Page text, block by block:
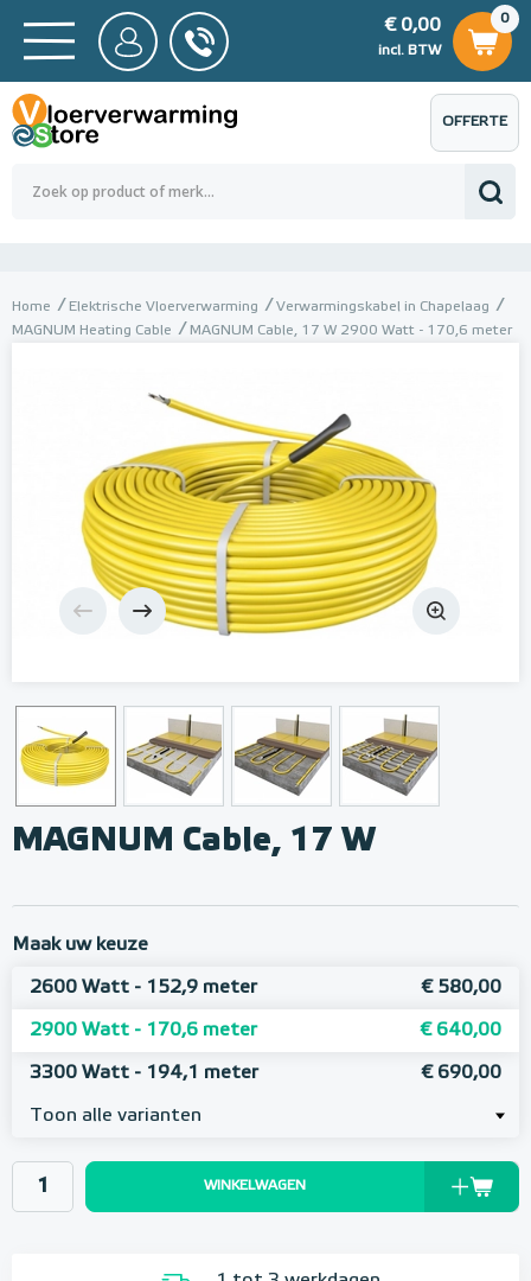
BTW
0,00
0
€ 0,00
incl. BTW
€ 0,00
OFFERTE
AANVRAGEN
Home Elektrische Vloerverwarming
Verwarmingskabel in Chapelaag
MAGNUM Heating Cable
MAGNUM Cable, 17 W 2900 Watt - 170,6 meter
MAGNUM Cable, 17 W
Maak uw keuze
2600 Watt - 152,9 meter € 580,00
2900 Watt - 170,6 meter € 640,00
3300 Watt - 194,1 meter € 690,00
Toon alle varianten
WINKELWAGEN